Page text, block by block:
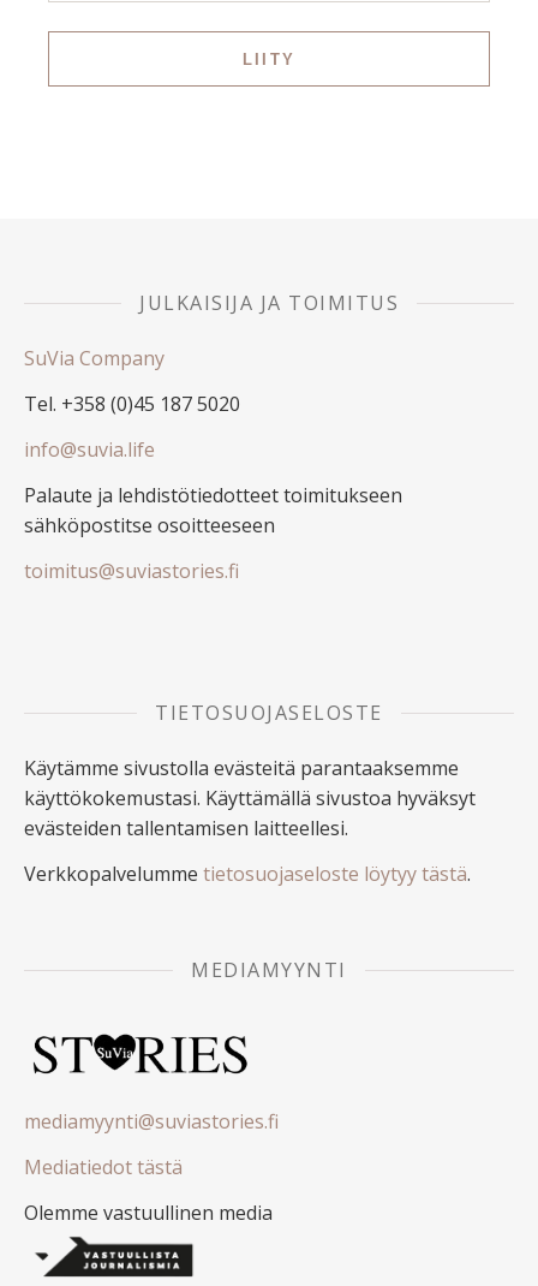
JULKAISIJA JA TOIMITUS
SuVia Company
Tel. +358 (0)45 187 5020
info@suvia.life
Palaute ja lehdistötiedotteet toimitukseen
sähköpostitse osoitteeseen
toimitus@suviastories.fi
TIETOSUOJASELOSTE
Käytämme sivustolla evästeitä parantaaksemme
käyttökokemustasi. Käyttämällä sivustoa hyväksyt
evästeiden tallentamisen laitteellesi.
Verkkopalvelumme tietosuojaseloste löytyy tästä.
MEDIAMYYNTI
mediamyynti@suviastories.fi
Mediatiedot tästä
Olemme vastuullinen media